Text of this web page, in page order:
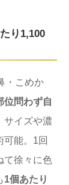
り1,100
・こめか
位問わず自
サイズや濃
可能。1回
て徐々に色
1個あたり